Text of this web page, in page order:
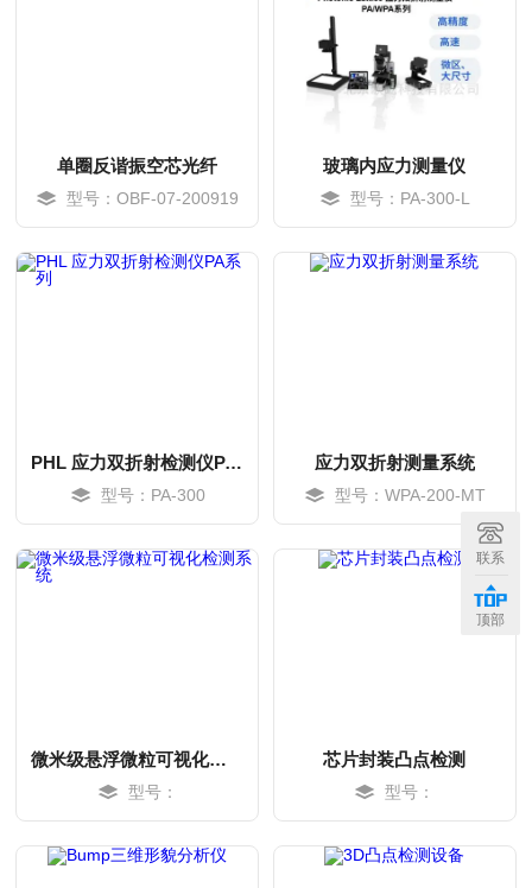
单圈反谐振空芯光纤
型号：OBF-07-200919
玻璃内应力测量仪
型号：PA-300-L
PHL 应力双折射检测仪PA系列
型号：PA-300
应力双折射测量系统
型号：WPA-200-MT
微米级悬浮微粒可视化检测系统
型号：
芯片封装凸点检测
型号：
联系
顶部